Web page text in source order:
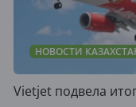
НОВОСТИ
Vietjet подвела